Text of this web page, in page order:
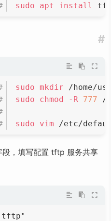
sudo
apt install
#
sudo mkdir /home/
sudo
chmod -R 777 /
sudo vim /etc/
段，填写配置 tftp 服务共享